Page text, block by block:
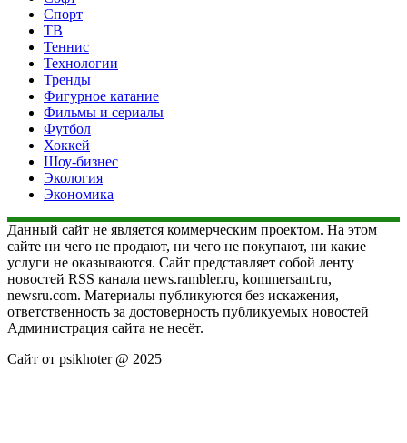
Спорт
ТВ
Теннис
Технологии
Тренды
Фигурное катание
Фильмы и сериалы
Футбол
Хоккей
Шоу-бизнес
Экология
Экономика
Данный сайт не является коммерческим проектом. На этом
сайте ни чего не продают, ни чего не покупают, ни какие
услуги не оказываются. Сайт представляет собой ленту
новостей RSS канала news.rambler.ru, kommersant.ru,
newsru.com. Материалы публикуются без искажения,
ответственность за достоверность публикуемых новостей
Администрация сайта не несёт.
Сайт от psikhoter @ 2025